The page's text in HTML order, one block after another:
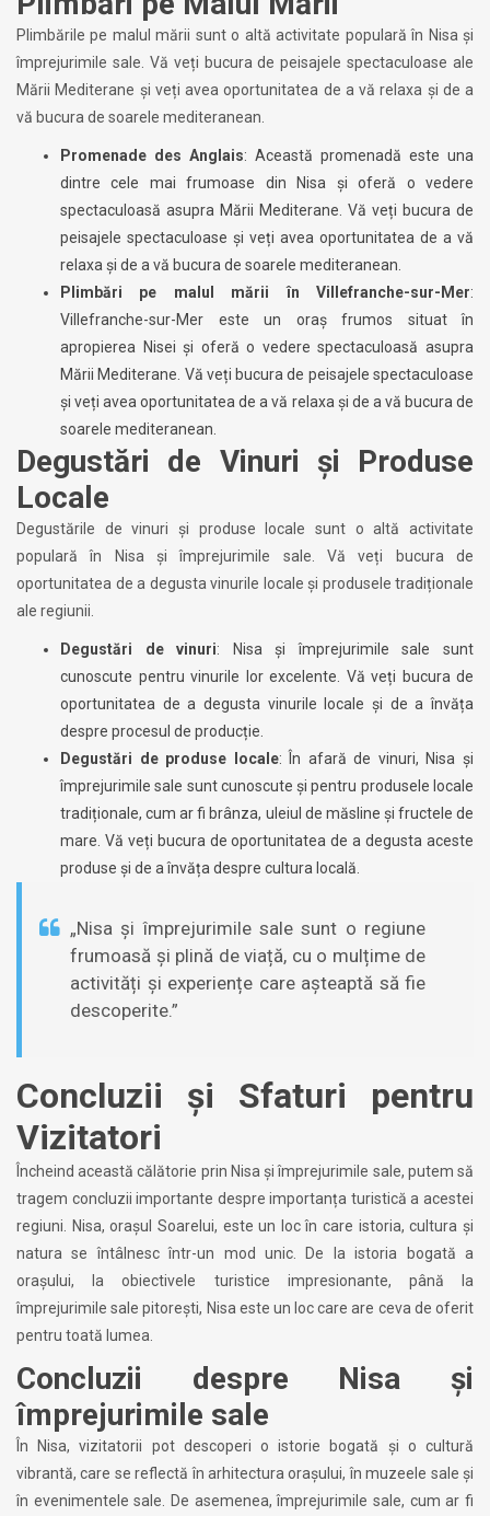
Plimbările pe malul mării sunt o altă activitate populară în Nisa și
împrejurimile sale. Vă veți bucura de peisajele spectaculoase ale
Mării Mediterane și veți avea oportunitatea de a vă relaxa și de a
vă bucura de soarele mediteranean.
Promenade des Anglais: Această promenadă este una
dintre cele mai frumoase din Nisa și oferă o vedere
spectaculoasă asupra Mării Mediterane. Vă veți bucura de
peisajele spectaculoase și veți avea oportunitatea de a vă
relaxa și de a vă bucura de soarele mediteranean.
Plimbări pe malul mării în Villefranche-sur-Mer:
Villefranche-sur-Mer este un oraș frumos situat în
apropierea Nisei și oferă o vedere spectaculoasă asupra
Mării Mediterane. Vă veți bucura de peisajele spectaculoase
și veți avea oportunitatea de a vă relaxa și de a vă bucura de
soarele mediteranean.
Degustări de Vinuri și Produse
Locale
Degustările de vinuri și produse locale sunt o altă activitate
populară în Nisa și împrejurimile sale. Vă veți bucura de
oportunitatea de a degusta vinurile locale și produsele tradiționale
ale regiunii.
Degustări de vinuri: Nisa și împrejurimile sale sunt
cunoscute pentru vinurile lor excelente. Vă veți bucura de
oportunitatea de a degusta vinurile locale și de a învăța
despre procesul de producție.
Degustări de produse locale: În afară de vinuri, Nisa și
împrejurimile sale sunt cunoscute și pentru produsele locale
tradiționale, cum ar fi brânza, uleiul de măsline și fructele de
mare. Vă veți bucura de oportunitatea de a degusta aceste
produse și de a învăța despre cultura locală.
„Nisa și împrejurimile sale sunt o regiune
frumoasă și plină de viață, cu o mulțime de
activități și experiențe care așteaptă să fie
descoperite.”
Concluzii și Sfaturi pentru
Vizitatori
Încheind această călătorie prin Nisa și împrejurimile sale, putem să
tragem concluzii importante despre importanța turistică a acestei
regiuni. Nisa, orașul Soarelui, este un loc în care istoria, cultura și
natura se întâlnesc într-un mod unic. De la istoria bogată a
orașului, la obiectivele turistice impresionante, până la
împrejurimile sale pitorești, Nisa este un loc care are ceva de oferit
pentru toată lumea.
Concluzii despre Nisa și
împrejurimile sale
În Nisa, vizitatorii pot descoperi o istorie bogată și o cultură
vibrantă, care se reflectă în arhitectura orașului, în muzeele sale și
în evenimentele sale. De asemenea, împrejurimile sale, cum ar fi